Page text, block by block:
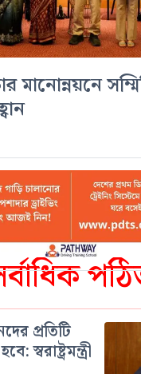
প্রতিটি
স্বরাষ্ট্রমন্ত্রী
মানোন্নয়নে